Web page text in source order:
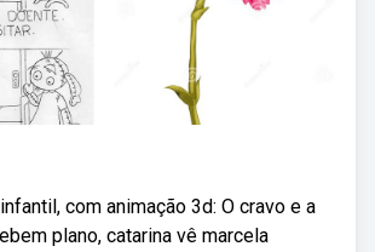
com animação 3d: O cravo e a
plano, catarina vê marcela